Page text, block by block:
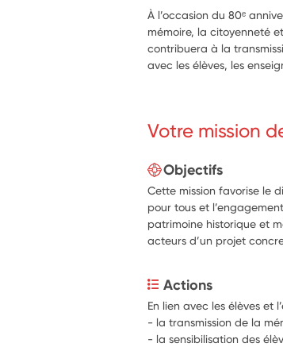
À l’occasion du 80ᵉ
mémoire, la citoyenneté
contribuera à la
avec les élèves, les
Votre mission
Objectifs
Cette mission favorise le
pour tous et
patrimoine historique et
acteurs d’un projet
Actions
En lien avec les élèves et
- la sensibilisation des